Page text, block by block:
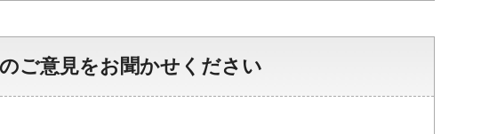
ご意見をお聞かせください